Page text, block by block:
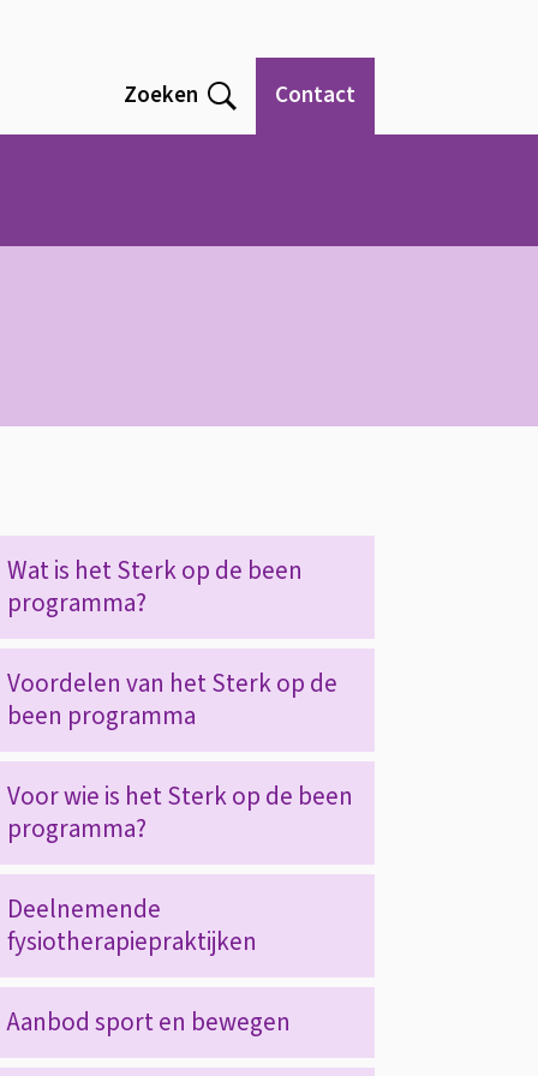
op
Zoeken Contact
Op
pagina
Wat is het Sterk op de been
programma?
Voordelen van het Sterk op de
been programma
Voor wie is het Sterk op de been
programma?
Deelnemende
fysiotherapiepraktijken
Aanbod sport en bewegen